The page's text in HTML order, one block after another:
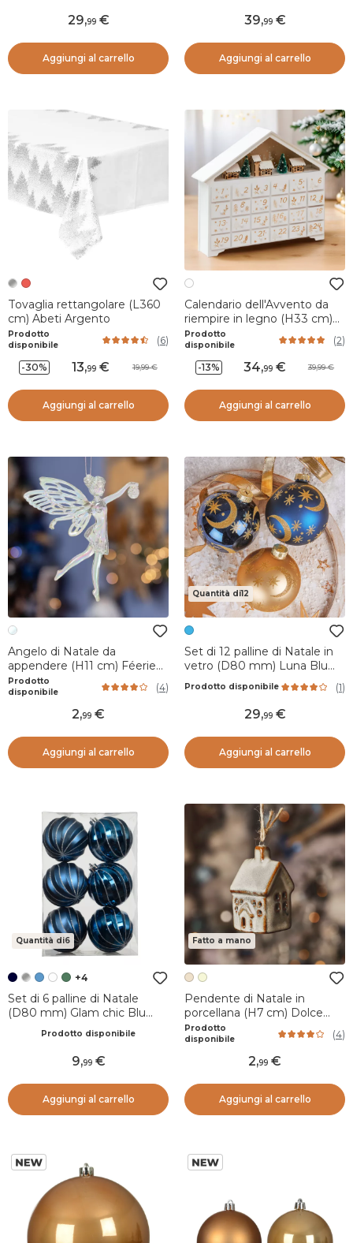
29,99
Aggiungi al carrello
39,99
Aggiungi al carrello
Tovaglia rettangolare (L360
cm) Abeti Argento
Prodotto
disponibile
(6)
-30% 13,99 19,99
Aggiungi al carrello
Calendario dell'Avvento da
riempire in legno (H33 cm)
Casa della Foresta Bianco
Prodotto
disponibile
(2)
-13% 34,99 39,99
Aggiungi al carrello
Angelo di Natale da
appendere (H11 cm) Féerie
Trasparente iridescente
Prodotto
disponibile
(4)
2,99
Aggiungi al carrello
Quantità di12
Set di 12 palline di Natale in
vetro (D80 mm) Luna Blu
notte e dorato
Prodotto disponibile (1)
29,99
Aggiungi al carrello
Quantità di6
+4
Set di 6 palline di Natale
(D80 mm) Glam chic Blu
Prodotto disponibile
9,99
Aggiungi al carrello
Fatto a mano
Pendente di Natale in
porcellana (H7 cm) Dolce
Casa Beige
Prodotto
disponibile
(4)
2,99
Aggiungi al carrello